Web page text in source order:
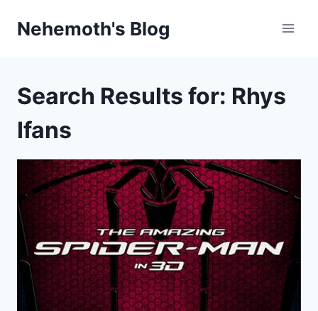
Nehemoth's Blog
Search Results for: Rhys
Ifans